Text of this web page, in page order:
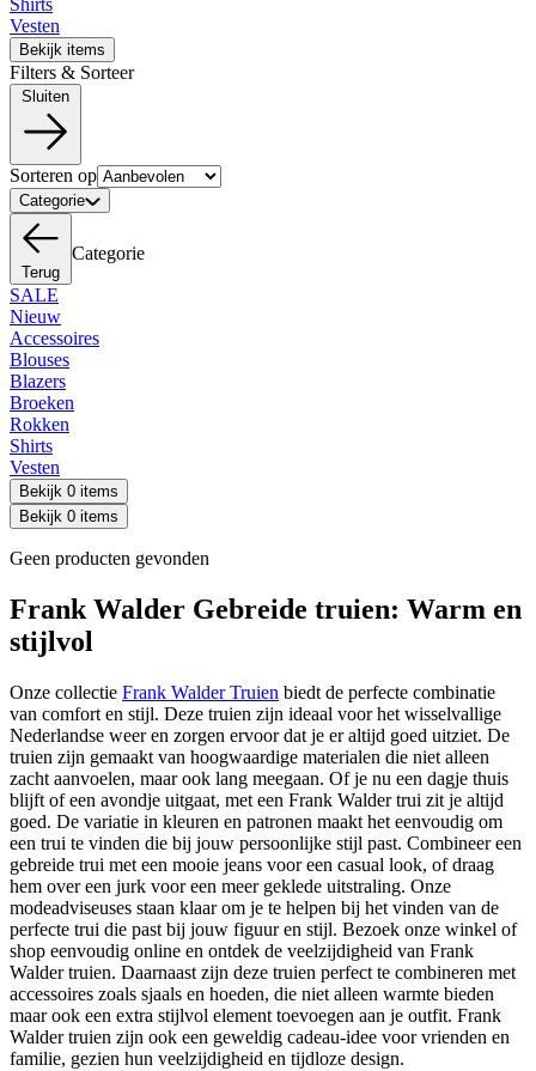
Shirts
Vesten
Bekijk items
Filters & Sorteer
Sorteren op
Categorie
Terug
Categorie
SALE
Nieuw
Accessoires
Blouses
Blazers
Broeken
Rokken
Shirts
Vesten
Bekijk 0 items
Bekijk 0 items
Geen producten gevonden
Frank Walder Gebreide truien: Warm en
stijlvol
Onze collectie Frank Walder Truien biedt de perfecte combinatie
van comfort en stijl. Deze truien zijn ideaal voor het wisselvallige
Nederlandse weer en zorgen ervoor dat je er altijd goed uitziet. De
truien zijn gemaakt van hoogwaardige materialen die niet alleen
zacht aanvoelen, maar ook lang meegaan. Of je nu een dagje thuis
blijft of een avondje uitgaat, met een Frank Walder trui zit je altijd
goed. De variatie in kleuren en patronen maakt het eenvoudig om
een trui te vinden die bij jouw persoonlijke stijl past. Combineer een
gebreide trui met een mooie jeans voor een casual look, of draag
hem over een jurk voor een meer geklede uitstraling. Onze
modeadviseuses staan klaar om je te helpen bij het vinden van de
perfecte trui die past bij jouw figuur en stijl. Bezoek onze winkel of
shop eenvoudig online en ontdek de veelzijdigheid van Frank
Walder truien. Daarnaast zijn deze truien perfect te combineren met
accessoires zoals sjaals en hoeden, die niet alleen warmte bieden
maar ook een extra stijlvol element toevoegen aan je outfit. Frank
Walder truien zijn ook een geweldig cadeau-idee voor vrienden en
familie, gezien hun veelzijdigheid en tijdloze design.